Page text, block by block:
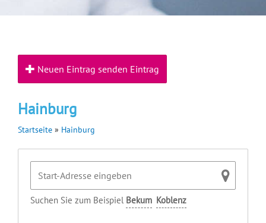
Neuen Eintrag senden Eintrag
Hainburg
Startseite » Hainburg
Suchen Sie zum Beispiel Bekum Koblenz